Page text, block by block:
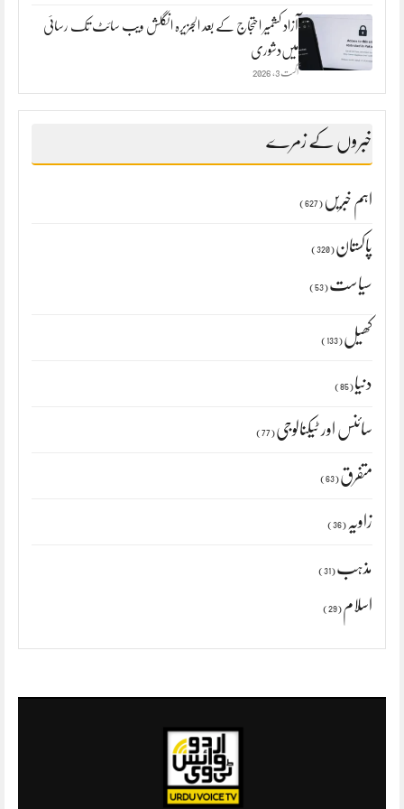
آزاد کشمیر احتجاج کے بعد الجزیرہ انگلش ویب سائٹ تک رسائی
میں‌دشوری
اگست 3, 2026
خبروں کے زمرے
اہم خبریں (627)
پاکستان (320)
سیاست (53)
کھیل (133)
دنیا (85)
سائنس اور ٹیکنالوجی (77)
متفرق (63)
زاویہ (36)
مذہب (31)
اسلام (29)